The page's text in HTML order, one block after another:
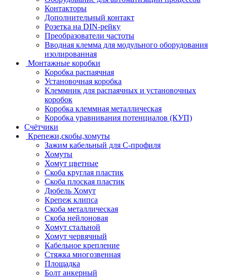
Контакторы
Дополнительный контакт
Розетка на DIN-рейку
Преобразователи частоты
Вводная клемма для модульного оборудования
изолированная
Монтажные коробки
Коробка распаячная
Установочная коробка
Клеммник для распаячных и установочных
коробок
Коробка клеммная металлическая
Коробка уравнивания потенциалов (КУП)
Счётчики
Крепежи,скобы,хомуты
Зажим кабельный для С-профиля
Хомуты
Хомут цветные
Скоба круглая пластик
Скоба плоская пластик
Дюбель Хомут
Крепеж клипса
Скоба металлическая
Скоба нейлоновая
Хомут стальной
Хомут червячный
Кабельное крепление
Стяжка многозвенная
Площадка
Болт анкерный